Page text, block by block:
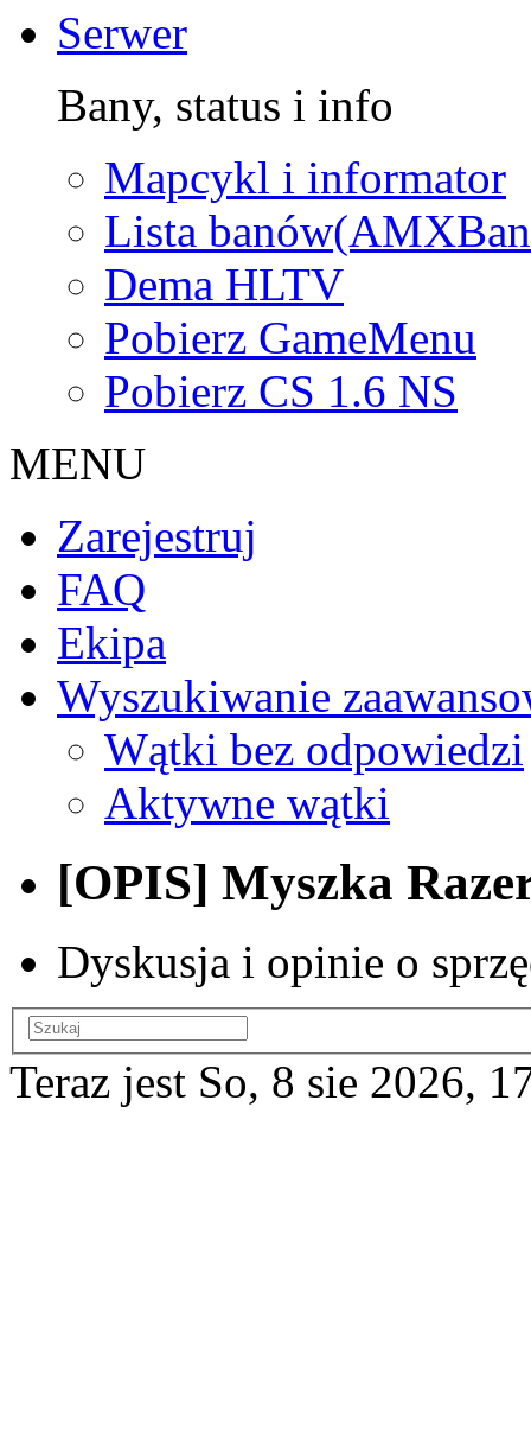
Serwer
Bany, status i info
Mapcykl i informator
Lista
Dema HLTV
Pobierz GameMenu
Pobierz CS 1.6 NS
MENU
Zarejestruj
FAQ
Ekipa
Wyszukiwanie
Wątki bez odpowiedzi
Aktywne wątki
[OPIS] Myszka
Dyskusja i opinie o
Teraz jest So, 8 sie 2026,